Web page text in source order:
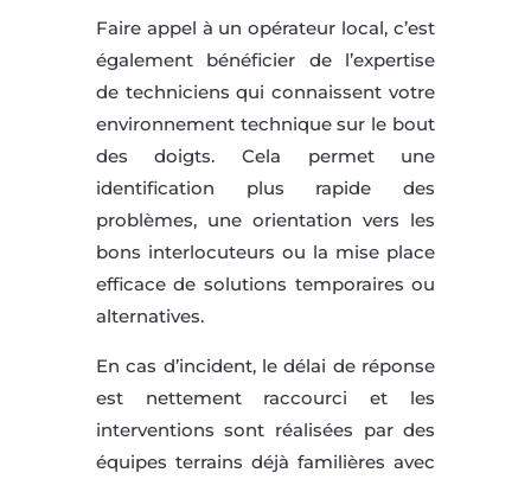
Faire appel à un opérateur local, c’est
également bénéficier de l’expertise
de techniciens qui connaissent votre
environnement technique sur le bout
des doigts. Cela permet une
identification plus rapide des
problèmes, une orientation vers les
bons interlocuteurs ou la mise place
efficace de solutions temporaires ou
alternatives.
En cas d’incident, le délai de réponse
est nettement raccourci et les
interventions sont réalisées par des
équipes terrains déjà familières avec